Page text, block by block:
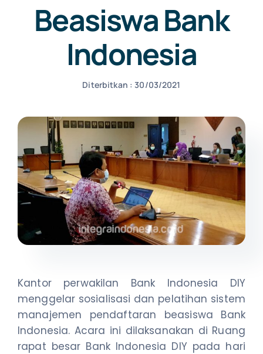
CONTACT US
Beasiswa Bank
Indonesia
Diterbitkan : 30/03/2021
Kantor perwakilan Bank Indonesia DIY
menggelar sosialisasi dan pelatihan sistem
manajemen pendaftaran beasiswa Bank
Indonesia. Acara ini dilaksanakan di Ruang
rapat besar Bank Indonesia DIY pada hari